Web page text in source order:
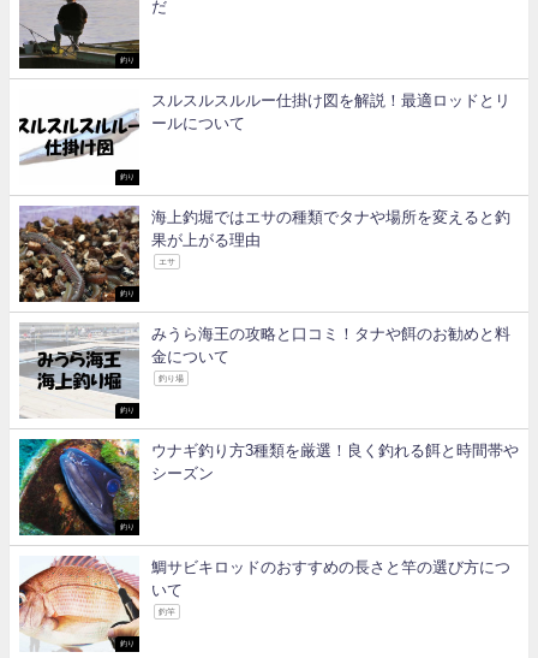
釣り
だ
釣り
スルスルスルルー仕掛け図を解説！最適ロッドとリ
ールについて
釣り
海上釣堀ではエサの種類でタナや場所を変えると釣
果が上がる理由
エサ
釣り
みうら海王の攻略と口コミ！タナや餌のお勧めと料
金について
釣り場
釣り
ウナギ釣り方3種類を厳選！良く釣れる餌と時間帯や
シーズン
釣り
鯛サビキロッドのおすすめの長さと竿の選び方につ
いて
釣竿